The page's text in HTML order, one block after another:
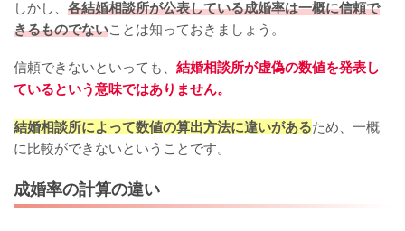
しかし、 各結婚相談所が公表している成婚率は一概に信頼で
きるものでないことは知っておきましょう。
信頼できないといっても、 結婚相談所が虚偽の数値を発表し
ているという意味ではありません。
結婚相談所によって数値の算出方法に違いがあるため、一概
に比較ができないということです。
成婚率の計算の違い